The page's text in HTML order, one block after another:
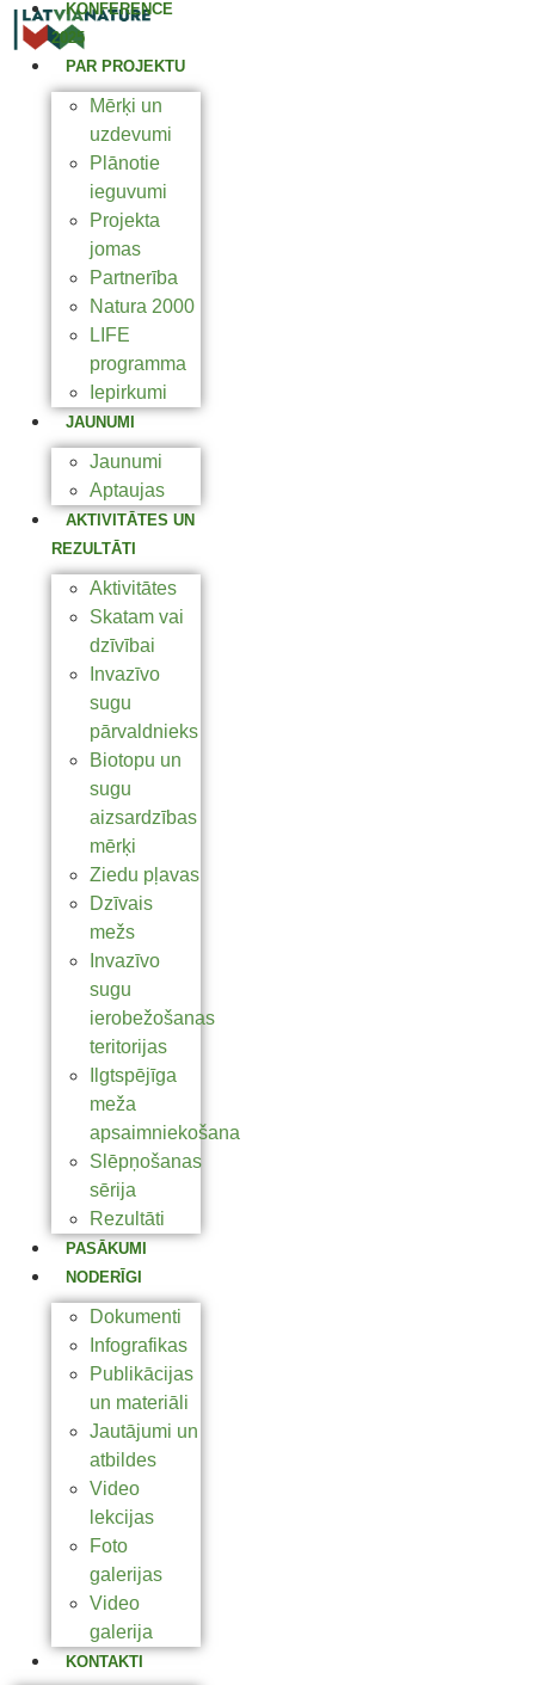
KONFERENCE
2025
PAR PROJEKTU
Mērķi un
uzdevumi
Plānotie
ieguvumi
Projekta
jomas
Partnerība
Natura 2000
LIFE
programma
Iepirkumi
JAUNUMI
Jaunumi
Aptaujas
AKTIVITĀTES UN
REZULTĀTI
Aktivitātes
Skatam vai
dzīvībai
Invazīvo
sugu
pārvaldnieks
Biotopu un
sugu
aizsardzības
mērķi
Ziedu pļavas
Dzīvais
mežs
Invazīvo
sugu
ierobežošanas
teritorijas
Ilgtspējīga
meža
apsaimniekošana
Slēpņošanas
sērija
Rezultāti
PASĀKUMI
NODERĪGI
Dokumenti
Infografikas
Publikācijas
un materiāli
Jautājumi un
atbildes
Video
lekcijas
Foto
galerijas
Video
galerija
KONTAKTI